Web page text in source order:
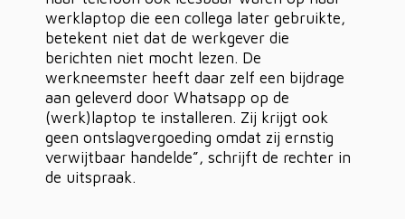
werklaptop die een collega later gebruikte,
betekent niet dat de werkgever die
berichten niet mocht lezen. De
werkneemster heeft daar zelf een bijdrage
aan geleverd door Whatsapp op de
(werk)laptop te installeren. Zij krijgt ook
geen ontslagvergoeding omdat zij ernstig
verwijtbaar handelde”, schrijft de rechter in
de uitspraak.